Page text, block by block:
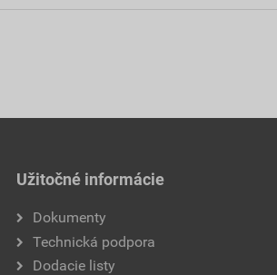
Užitočné informácie
Dokumenty
Technická podpora
Dodacie listy